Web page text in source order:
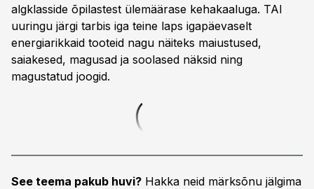
algklasside õpilastest ülemäärase kehakaaluga. TAI
uuringu järgi tarbis iga teine laps igapäevaselt
energiarikkaid tooteid nagu näiteks maiustused,
saiakesed, magusad ja soolased näksid ning
magustatud joogid.
See teema pakub huvi? Hakka neid märksõnu jälgima